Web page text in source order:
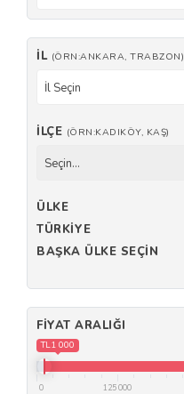
İL (ÖRN:ANKARA, TRABZON)
İl Seçin
İLÇE (ÖRN:KADIKÖY, KAŞ)
Seçin...
ÜLKE
TÜRKIYE
BAŞKA ÜLKE SEÇIN
FIYAT ARALIĞI
TL1 000
0 125 000